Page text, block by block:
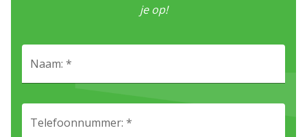
je op!
Naam: *
Telefoonnummer: *